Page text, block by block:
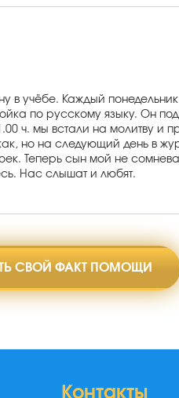
в учёбе. Каждый
по русскому языку. Он
ч. мы встали на молитву
но на следующий день в
Теперь сын мой не
Нас слышат и любят.
СВОЙ ФАКТ ПОМОЩИ
Контакты